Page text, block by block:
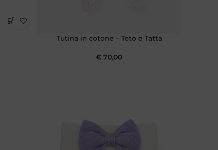
Tutina in cotone – Teto e Tatta
€ 70,00